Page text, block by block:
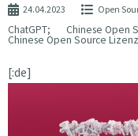
24.04.2023 Open
ChatGPT; Chinese Open
Chinese Open Source
[:de]